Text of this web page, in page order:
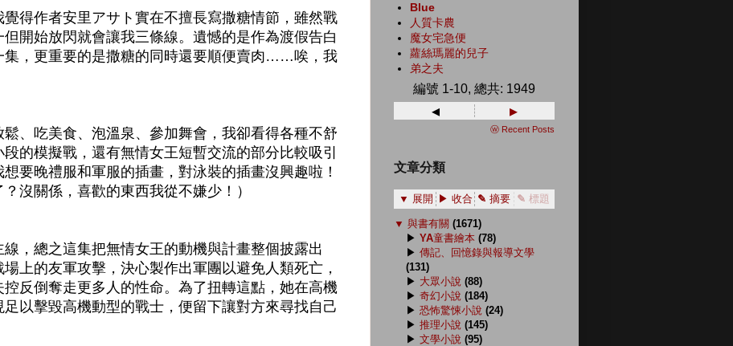
得作者安里アサト實在不擅長寫撒糖情節，雖然戰
開始放閃就會讓我三條線。遺憾的是作為渡假告白
集，更重要的是撒糖的同時還要順便賣肉……唉，我
、吃美食、泡溫泉、參加舞會，我卻看得各種不舒
的模擬戰，還有無情女王短暫交流的部分比較吸引
要晚禮服和軍服的插畫，對泳裝的插畫沒興趣啦！
沒關係，喜歡的東西我從不嫌少！）
，總之這集把無情女王的動機與計畫整個披露出
上的友軍攻擊，決心製作出軍團以避免人類死亡，
反倒奪走更多人的性命。為了扭轉這點，她在高機
以擊毀高機動型的戰士，便留下讓對方來尋找自己
Blue
人質卡農
魔女宅急便
蘿絲瑪麗的兒子
弟之夫
編號 1-10, 總共: 1949
◂ ▸
ⓦ Recent Posts
文章分類
▼ 展開 ▶ 收合 ✎ 摘要 ✎ 標題
▼ 與書有關 (1671)
▶ YA童書繪本 (78)
▶ 傳記、回憶錄與報導文學
(131)
▶ 大眾小說 (88)
▶ 奇幻小說 (184)
▶ 恐怖驚悚小說 (24)
▶ 推理小說 (145)
▶ 文學小說 (95)